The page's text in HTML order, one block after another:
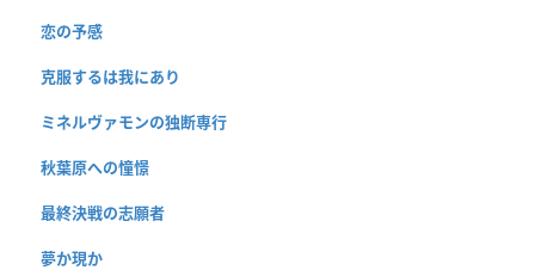
恋の予感
克服するは我にあり
ミネルヴァモンの独断専行
秋葉原への憧憬
最終決戦の志願者
夢か現か